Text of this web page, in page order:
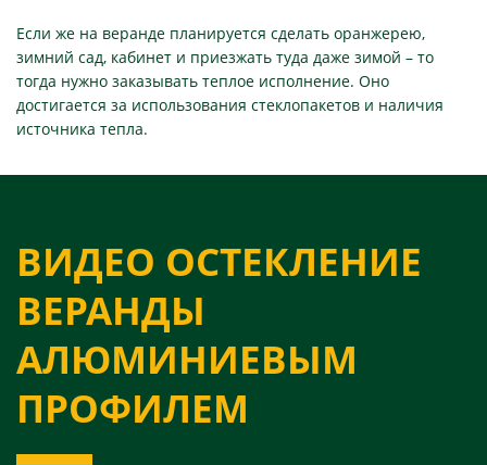
Если же на веранде планируется сделать оранжерею,
зимний сад, кабинет и приезжать туда даже зимой – то
тогда нужно заказывать теплое исполнение. Оно
достигается за использования стеклопакетов и наличия
источника тепла.
ВИДЕО ОСТЕКЛЕНИЕ
ВЕРАНДЫ
АЛЮМИНИЕВЫМ
ПРОФИЛЕМ